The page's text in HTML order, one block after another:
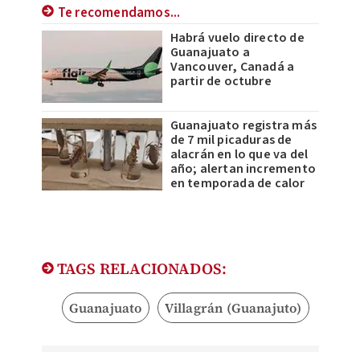
Te recomendamos...
Habrá vuelo directo de
Guanajuato a
Vancouver, Canadá a
partir de octubre
Guanajuato registra más
de 7 mil picaduras de
alacrán en lo que va del
año; alertan incremento
en temporada de calor
TAGS RELACIONADOS:
Guanajuato Villagrán (Guanajuto)